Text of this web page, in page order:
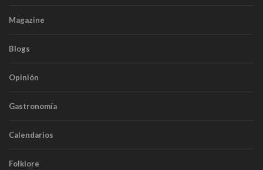
Magazine
Blogs
Opinión
Gastronomía
Calendarios
Folklore